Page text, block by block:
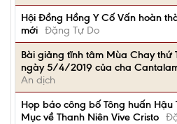
Hội Đồng Hồng Y Cố Vấn hoàn
mới Đặng Tự Do
Bài giảng tĩnh tâm Mùa Chay thứ
ngày 5/4/2019 của cha
An dịch
Họp báo công bố Tông huấn
Mục về Thanh Niên Vive Cristo